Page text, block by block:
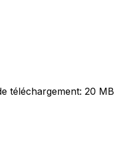
téléchargement: 20 MB